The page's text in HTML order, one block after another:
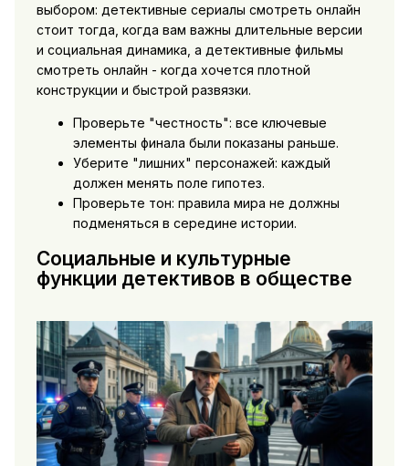
выбором: детективные сериалы смотреть онлайн
стоит тогда, когда вам важны длительные версии
и социальная динамика, а детективные фильмы
смотреть онлайн - когда хочется плотной
конструкции и быстрой развязки.
Проверьте "честность": все ключевые
элементы финала были показаны раньше.
Уберите "лишних" персонажей: каждый
должен менять поле гипотез.
Проверьте тон: правила мира не должны
подменяться в середине истории.
Социальные и культурные
функции детективов в обществе